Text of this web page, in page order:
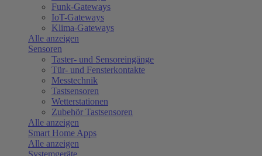
Funk-Gateways
IoT-Gateways
Klima-Gateways
Alle anzeigen
Sensoren
Taster- und Sensoreingänge
Tür- und Fensterkontakte
Messtechnik
Tastsensoren
Wetterstationen
Zubehör Tastsensoren
Alle anzeigen
Smart Home Apps
Alle anzeigen